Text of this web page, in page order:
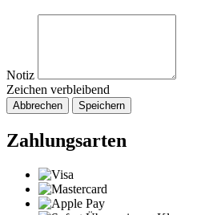
Notiz
Zeichen verbleibend
Abbrechen Speichern
Zahlungsarten